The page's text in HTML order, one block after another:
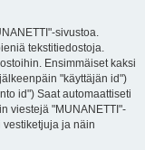
sivustoa.
tekstitiedostoja.
Ensimmäiset kaksi
"käyttäjän id")
id") Saat automaattiseti
viestejä "MUNANETTI"-
ja näin